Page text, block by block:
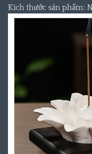
Kích thước sản phẩm: